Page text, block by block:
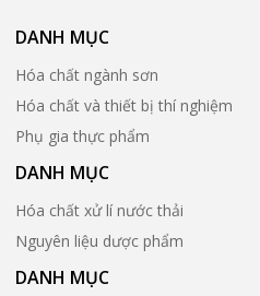
DANH MỤC
Hóa chất ngành sơn
Hóa chất và thiết bị thí nghiệm
Phụ gia thực phẩm
DANH MỤC
Hóa chất xử lí nước thải
Nguyên liệu dược phẩm
DANH MỤC